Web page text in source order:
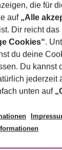
Imerovigli
ändern
die für
auf „Alle
Dir reicht
Cookies“.
du deine
Du kannst
jederzeit
unten auf